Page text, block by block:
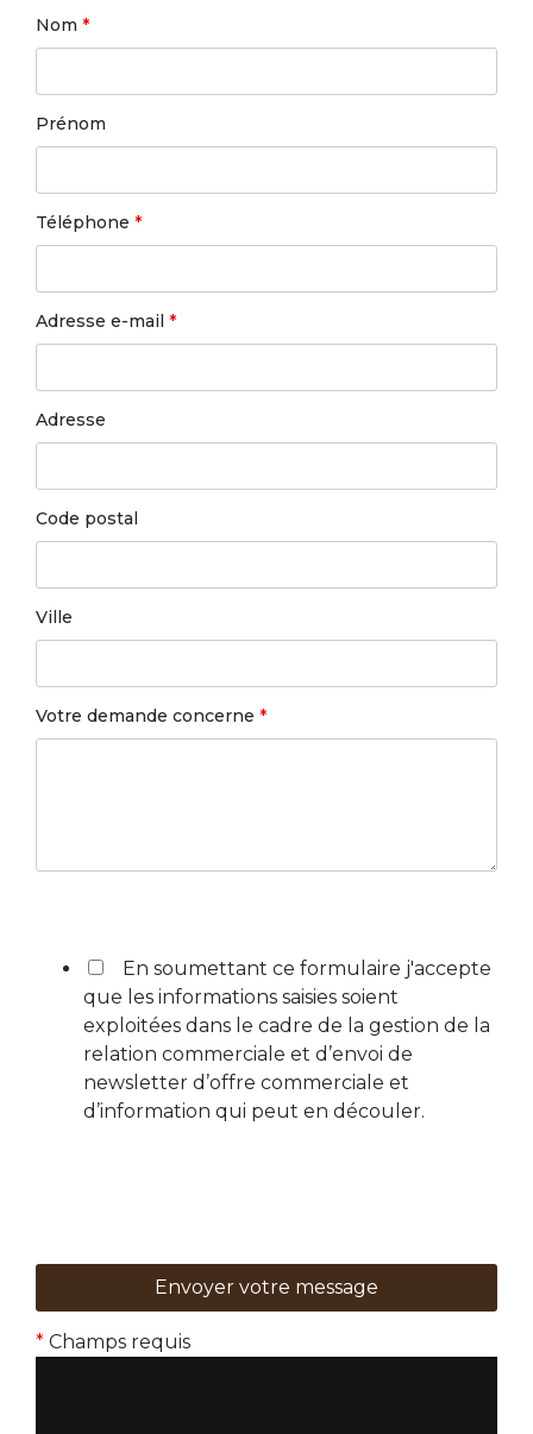
Nom *
Prénom
Téléphone *
Adresse e-mail *
Adresse
Code postal
Ville
Votre demande concerne *
En soumettant ce formulaire j'accepte
que les informations saisies soient
exploitées dans le cadre de la gestion de la
relation commerciale et d’envoi de
newsletter d’offre commerciale et
d’information qui peut en découler.
*Champs requis